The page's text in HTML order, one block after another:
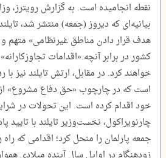
نقطه انجامیده است. به گزارش رویترز،
بیانیه‌ای که دیروز (جمعه) منتشر شد،
هدف قرار دادن مناطق غیرنظامی» متهم و
کشور در برابر آنچه «اقدامات
خواهند کرد. در مقابل، ارتش تایلند نیز با
است که در چارچوب «حق دفاع مشروع»
خود اقدام کرده است. این تحولات در
چارنویراکول، نخست‌وزیر تایلند با تایید
جمعه پارلمان را منحل کرد؛ اقدامی که راه